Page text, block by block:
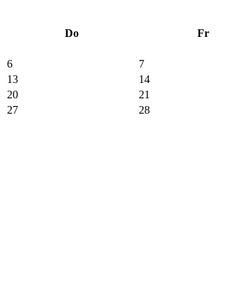
Do Fr
6 7
13 14
20 21
27 28